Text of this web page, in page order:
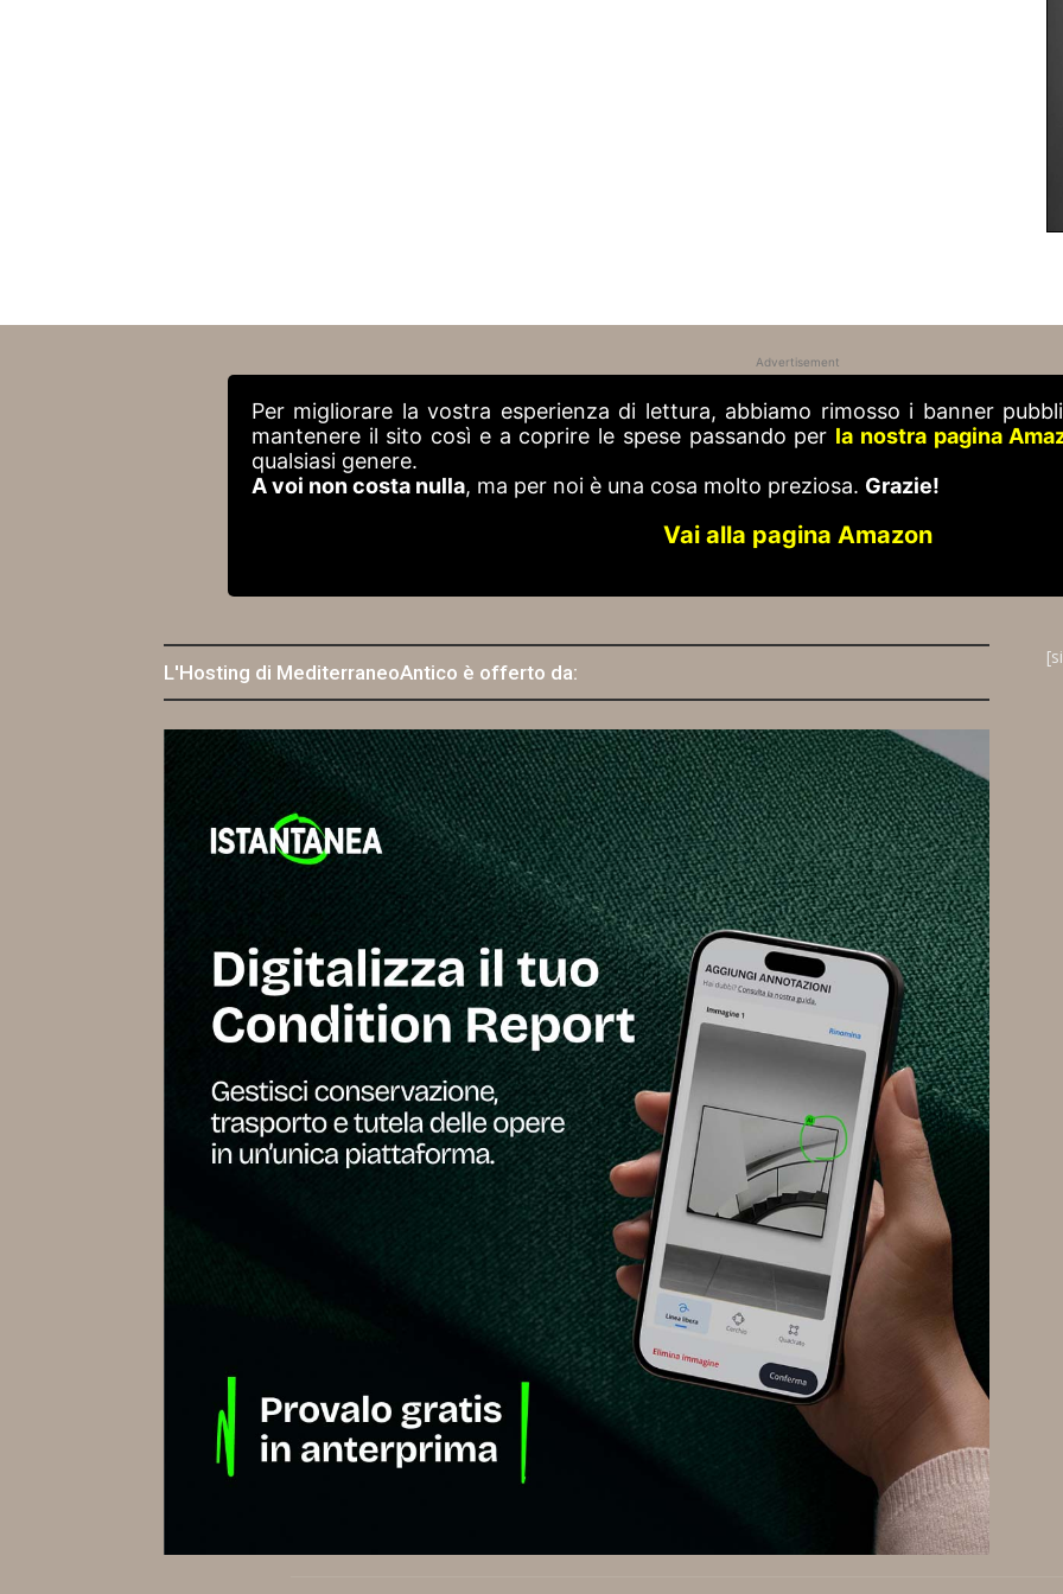
Advertisement
Per migliorare la vostra esperienza di lettura, abbiamo rimosso i banner
mantenere il sito così e a coprire le spese passando per la nostra pagina
qualsiasi genere.
A voi non costa nulla, ma per noi è una cosa molto preziosa. Grazie!
Vai alla pagina Amazon
L'Hosting di MediterraneoAntico è offerto da: